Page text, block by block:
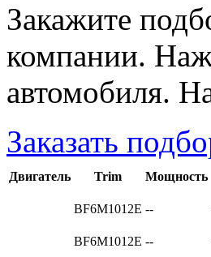
Закажите
компании.
автомобиля.
Заказать
Двигатель Trim Мощность
BF6M1012E --
BF6M1012E --